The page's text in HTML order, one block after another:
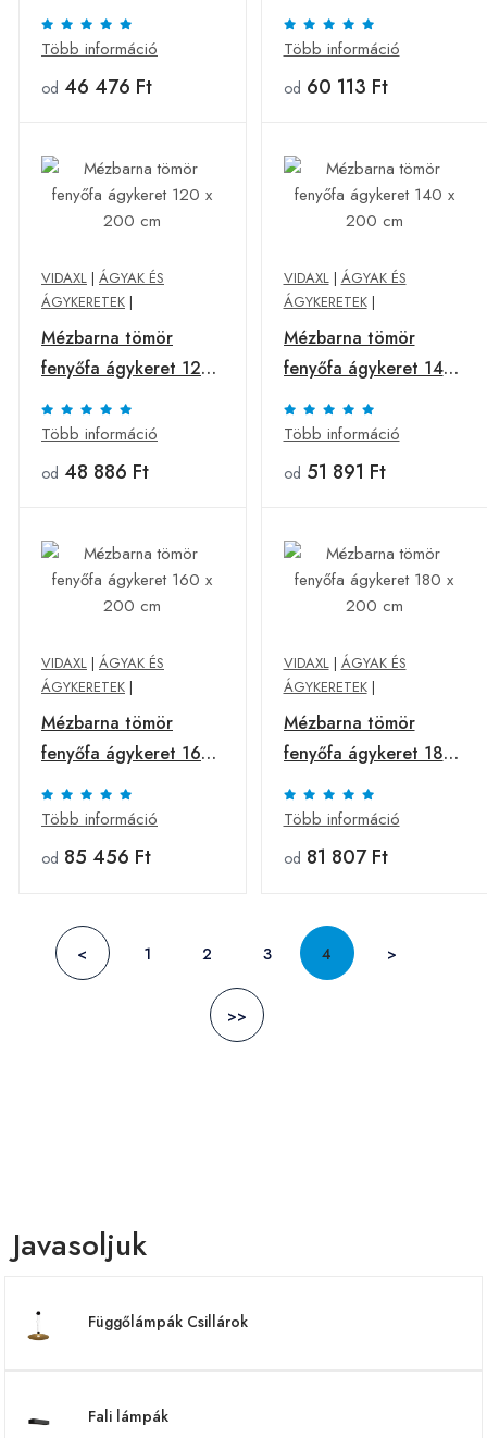
200 cm
Több információ
od 46 476 Ft
x 200 cm
Több információ
od 60 113 Ft
VIDAXL | ÁGYAK ÉS
ÁGYKERETEK |
Mézbarna tömör
fenyőfa ágykeret 120
x 200 cm
Több információ
od 48 886 Ft
VIDAXL| ÁGYAK ÉS
ÁGYKERETEK|
Mézbarna tömör
fenyőfa ágykeret 140
x 200 cm
Több információ
od 51 891 Ft
VIDAXL | ÁGYAK ÉS
ÁGYKERETEK |
Mézbarna tömör
fenyőfa ágykeret 160
x 200 cm
Több információ
od 85 456 Ft
VIDAXL| ÁGYAK ÉS
ÁGYKERETEK|
Mézbarna tömör
fenyőfa ágykeret 180
x 200 cm
Több információ
od 81 807 Ft
< 1 2 3 4 >
>>
Javasoljuk
Függőlámpák Csillárok
Fali lámpák